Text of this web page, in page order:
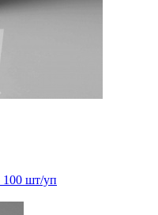
100 шт/уп